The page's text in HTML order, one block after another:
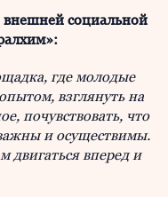
социальной
где молодые
взглянуть на
почувствовать, что
и осуществимы.
двигаться вперед и